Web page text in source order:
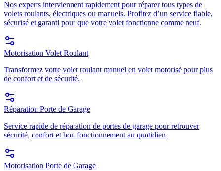
Nos experts interviennent rapidement pour réparer tous types de
volets roulants, électriques ou manuels. Profitez d’un service fiable,
sécurisé et garanti pour que votre volet fonctionne comme neuf.
Motorisation Volet Roulant
Transformez votre volet roulant manuel en volet motorisé pour plus
de confort et de sécurité.
Réparation Porte de Garage
Service rapide de réparation de portes de garage pour retrouver
sécurité, confort et bon fonctionnement au quotidien.
Motorisation Porte de Garage